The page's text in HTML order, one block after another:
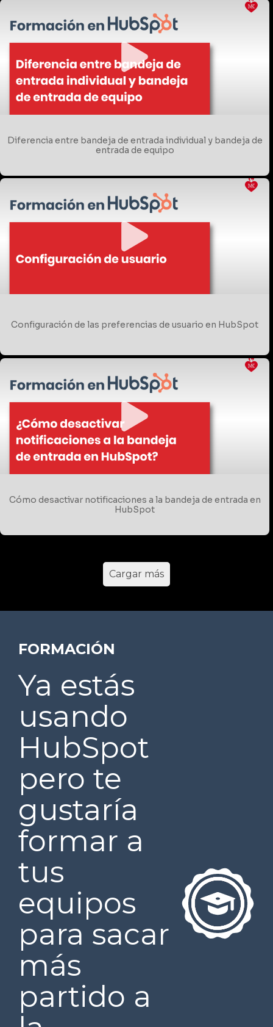
Diferencia entre bandeja de entrada individual y bandeja de
entrada de equipo
Configuración de las preferencias de usuario en HubSpot
Cómo desactivar notificaciones a la bandeja de entrada en
HubSpot
Cargar más
FORMACIÓN
Ya estás
usando
HubSpot
pero te
gustaría
formar a
tus
equipos
para sacar
más
partido a